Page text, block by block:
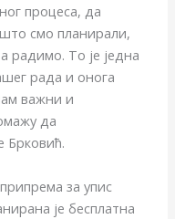
процеса, да
смо планирали,
радимо. То је једна
рада и онога
важни и
да
Брковић.
за упис
је бесплатна